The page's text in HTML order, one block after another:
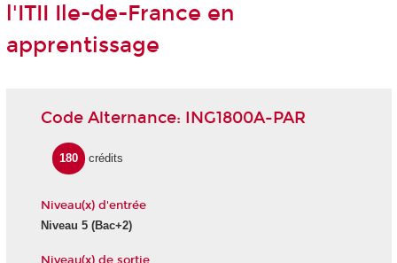
l'ITII Ile-de-France en
apprentissage
Code Alternance: ING1800A-PAR
180 crédits
Niveau(x) d'entrée
Niveau 5(Bac+2)
Niveau(x) de sortie